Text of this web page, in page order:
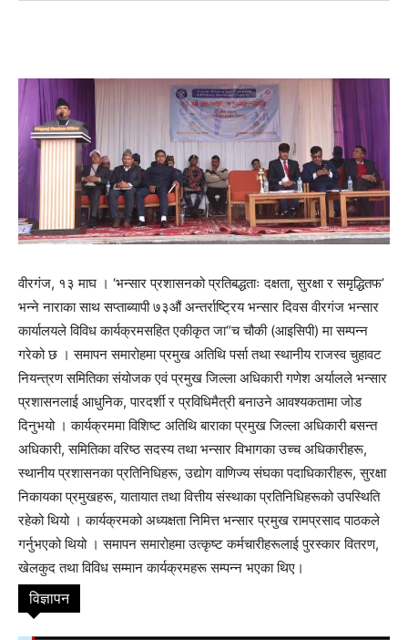
वीरगंज, १३ माघ । ‘भन्सार प्रशासनको प्रतिबद्धताः दक्षता, सुरक्षा र समृद्धितफ’
भन्ने नाराका साथ सप्ताब्यापी ७३औं अन्तर्राष्ट्रिय भन्सार दिवस वीरगंज भन्सार
कार्यालयले विविध कार्यक्रमसहित एकीकृत जा“च चौकी (आइसिपी) मा सम्पन्न
गरेको छ । समापन समारोहमा प्रमुख अतिथि पर्सा तथा स्थानीय राजस्व चुहावट
नियन्त्रण समितिका संयोजक एवं प्रमुख जिल्ला अधिकारी गणेश अर्यालले भन्सार
प्रशासनलाई आधुनिक, पारदर्शी र प्रविधिमैत्री बनाउने आवश्यकतामा जोड
दिनुभयो । कार्यक्रममा विशिष्ट अतिथि बाराका प्रमुख जिल्ला अधिकारी बसन्त
अधिकारी, समितिका वरिष्ठ सदस्य तथा भन्सार विभागका उच्च अधिकारीहरू,
स्थानीय प्रशासनका प्रतिनिधिहरू, उद्योग वाणिज्य संघका पदाधिकारीहरू, सुरक्षा
निकायका प्रमुखहरू, यातायात तथा वित्तीय संस्थाका प्रतिनिधिहरूको उपस्थिति
रहेको थियो । कार्यक्रमको अध्यक्षता निमित्त भन्सार प्रमुख रामप्रसाद पाठकले
गर्नुभएको थियो । समापन समारोहमा उत्कृष्ट कर्मचारीहरूलाई पुरस्कार वितरण,
खेलकुद तथा विविध सम्मान कार्यक्रमहरू सम्पन्न भएका थिए।
विज्ञापन